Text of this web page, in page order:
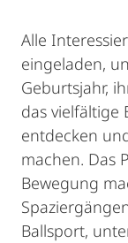
Alle
eingeladen,
Geburtsjahr,
das vielfältige
entdecken
machen. Das
Bewegung
Ballsport,